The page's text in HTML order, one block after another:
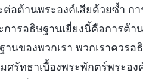
ต้านพระองค์เสียด้วยซ้ำ ก
ารอธิษฐานเยี่ยงนี้คือการต้า
านของพวกเรา พวกเราควร
รัทธาเบื้องพระพักตร์พระอง